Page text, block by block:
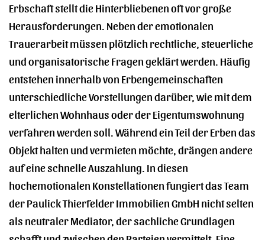
Erbschaft stellt die Hinterbliebenen oft vor große
Herausforderungen. Neben der emotionalen
Trauerarbeit müssen plötzlich rechtliche, steuerliche
und organisatorische Fragen geklärt werden. Häufig
entstehen innerhalb von Erbengemeinschaften
unterschiedliche Vorstellungen darüber, wie mit dem
elterlichen Wohnhaus oder der Eigentumswohnung
verfahren werden soll. Während ein Teil der Erben das
Objekt halten und vermieten möchte, drängen andere
auf eine schnelle Auszahlung. In diesen
hochemotionalen Konstellationen fungiert das Team
der Paulick Thierfelder Immobilien GmbH nicht selten
als neutraler Mediator, der sachliche Grundlagen